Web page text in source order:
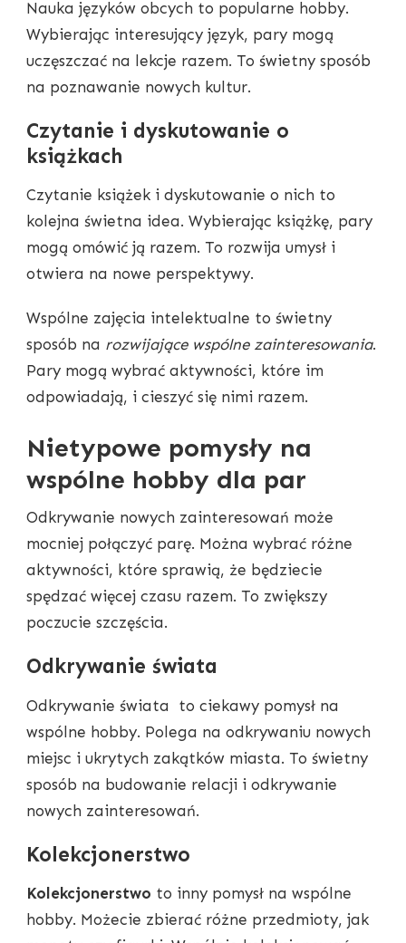
Nauka języków obcych to popularne hobby.
Wybierając interesujący język, pary mogą
uczęszczać na lekcje razem. To świetny sposób
na poznawanie nowych kultur.
Czytanie i dyskutowanie o
książkach
Czytanie książek i dyskutowanie o nich to
kolejna świetna idea. Wybierając książkę, pary
mogą omówić ją razem. To rozwija umysł i
otwiera na nowe perspektywy.
Wspólne zajęcia intelektualne to świetny
sposób na rozwijające wspólne zainteresowania.
Pary mogą wybrać aktywności, które im
odpowiadają, i cieszyć się nimi razem.
Nietypowe pomysły na
wspólne hobby dla par
Odkrywanie nowych zainteresowań może
mocniej połączyć parę. Można wybrać różne
aktywności, które sprawią, że będziecie
spędzać więcej czasu razem. To zwiększy
poczucie szczęścia.
Odkrywanie świata
Odkrywanie świata to ciekawy pomysł na
wspólne hobby. Polega na odkrywaniu nowych
miejsc i ukrytych zakątków miasta. To świetny
sposób na budowanie relacji i odkrywanie
nowych zainteresowań.
Kolekcjonerstwo
Kolekcjonerstwo to inny pomysł na wspólne
hobby. Możecie zbierać różne przedmioty, jak